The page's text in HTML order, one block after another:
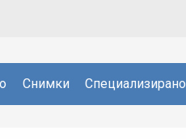
Снимки Специализирано